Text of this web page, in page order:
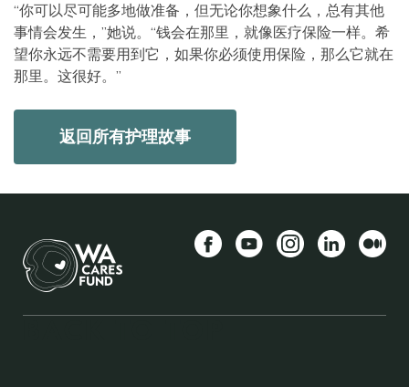
“你可以尽可能多地做准备，但无论你想象什么，总有其他
事情会发生，”她说。“钱会在那里，就像医疗保险一样。希
望你永远不需要用到它，如果你必须使用保险，那么它就在
那里。这很好。”
返回所有护理故事